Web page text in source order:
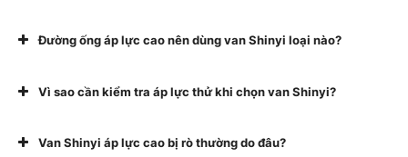
Đường ống áp lực cao nên dùng van Shinyi loại nào?
Vì sao cần kiểm tra áp lực thử khi chọn van Shinyi?
Van Shinyi áp lực cao bị rò thường do đâu?